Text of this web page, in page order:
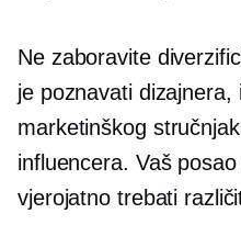
Ne zaboravite
je poznavati dizajnera,
marketinškog
influencera. Vaš
vjerojatno trebati